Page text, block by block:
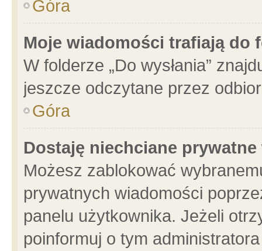
Góra
Moje wiadomości trafiają do
W folderze „Do wysłania”
jeszcze odczytane przez
Góra
Dostaję niechciane
Możesz zablokować
prywatnych wiadomości
panelu użytkownika. Jeżeli
poinformuj o tym